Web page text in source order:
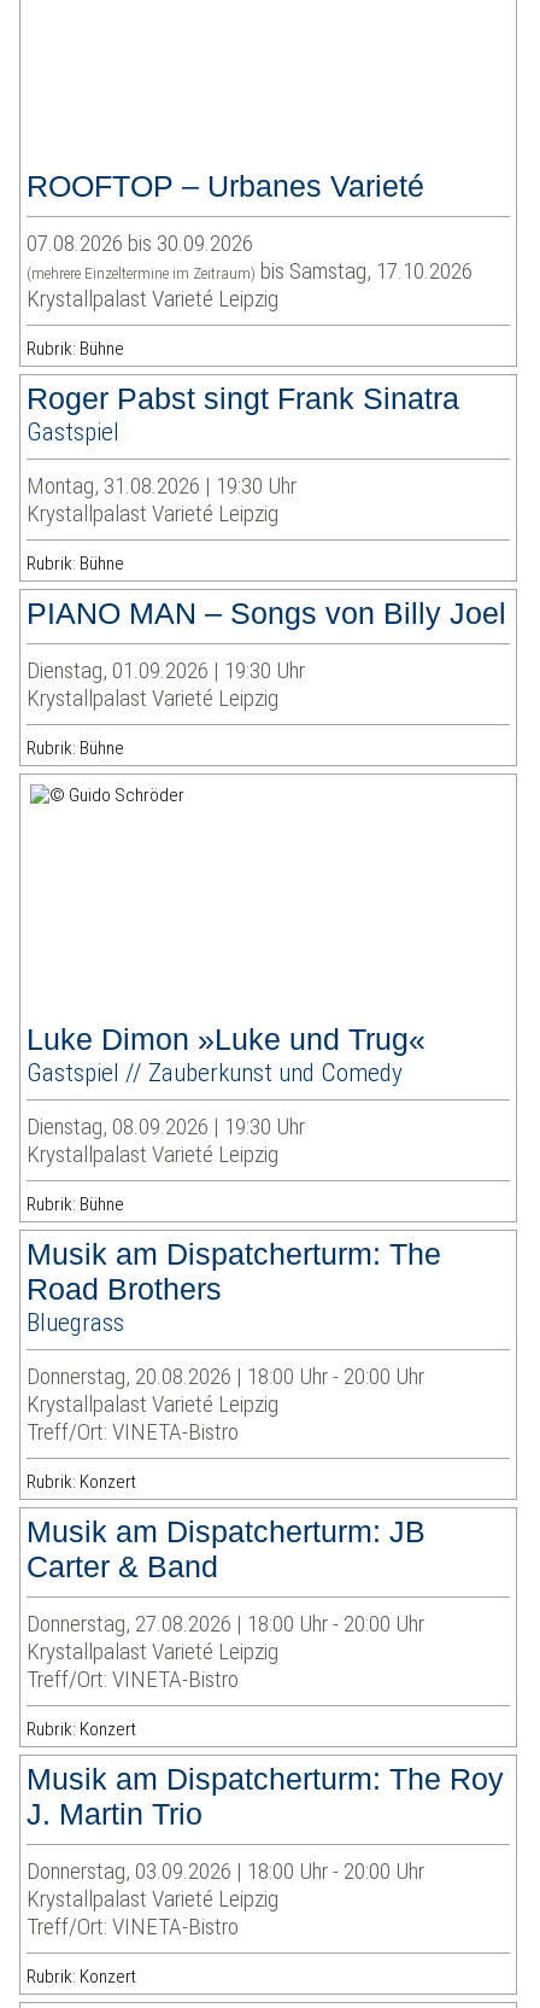
ROOFTOP – Urbanes Varieté
07.08.2026 bis 30.09.2026
(mehrere Einzeltermine im Zeitraum) bis Samstag, 17.10.2026
Krystallpalast Varieté Leipzig
Rubrik: Bühne
Roger Pabst singt Frank Sinatra
Gastspiel
Montag, 31.08.2026 | 19:30 Uhr
Krystallpalast Varieté Leipzig
Rubrik: Bühne
PIANO MAN – Songs von Billy Joel
Dienstag, 01.09.2026 | 19:30 Uhr
Krystallpalast Varieté Leipzig
Rubrik: Bühne
Luke Dimon »Luke und Trug«
Gastspiel // Zauberkunst und Comedy
Dienstag, 08.09.2026 | 19:30 Uhr
Krystallpalast Varieté Leipzig
Rubrik: Bühne
Musik am Dispatcherturm: The
Road Brothers
Bluegrass
Donnerstag, 20.08.2026 | 18:00 Uhr - 20:00 Uhr
Krystallpalast Varieté Leipzig
Treff/Ort: VINETA-Bistro
Rubrik: Konzert
Musik am Dispatcherturm: JB
Carter & Band
Donnerstag, 27.08.2026 | 18:00 Uhr - 20:00 Uhr
Krystallpalast Varieté Leipzig
Treff/Ort: VINETA-Bistro
Rubrik: Konzert
Musik am Dispatcherturm: The Roy
J. Martin Trio
Donnerstag, 03.09.2026 | 18:00 Uhr - 20:00 Uhr
Krystallpalast Varieté Leipzig
Treff/Ort: VINETA-Bistro
Rubrik: Konzert